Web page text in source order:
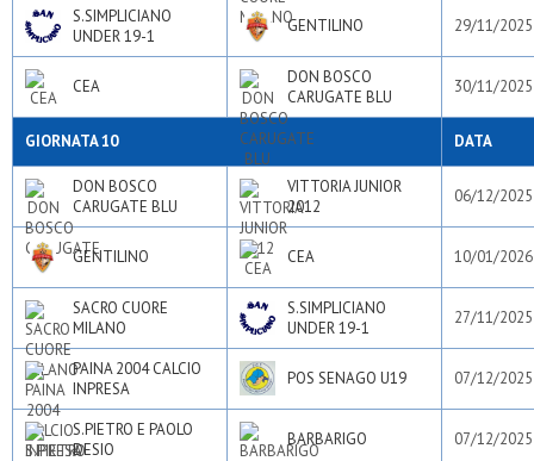
S.SIMPLICIANO
UNDER 19-1
GENTILINO 29/11/2025
CEA
DON BOSCO
CARUGATE BLU
30/11/2025
GIORNATA 10 DATA
DON BOSCO
CARUGATE BLU
VITTORIA JUNIOR
2012
06/12/2025
GENTILINO CEA 10/01/2026
SACRO CUORE
MILANO
S.SIMPLICIANO
UNDER 19-1
27/11/2025
PAINA 2004 CALCIO
INPRESA
POS SENAGO U19 07/12/2025
S.PIETRO E PAOLO
DESIO
BARBARIGO 07/12/2025